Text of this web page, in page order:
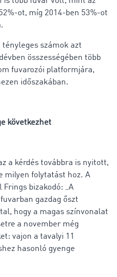
ot, míg 2014-ben 53%-ot
számok azt
összességében több
fuvarozói platformjára,
időszakában.
következhet
a kérdés továbbra is nyitott,
milyen folytatást hoz. A
Frings bizakodó: „A
gazdag őszt
hogy a magas színvonalat
a november még
vajon a tavalyi 11
hasonló gyenge